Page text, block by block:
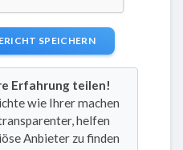
SPEICHERN
Erfahrung teilen!
wie Ihrer machen
helfen
Anbieter zu finden